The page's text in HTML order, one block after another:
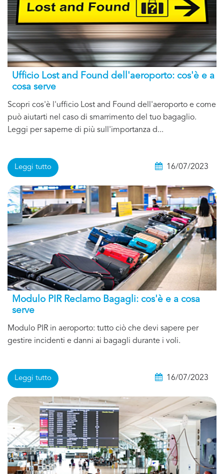
Ufficio Lost and Found dell'aeroporto: cos'è e a
cosa serve
Scopri cos'è l'ufficio Lost and Found dell'aeroporto e come
può aiutarti nel caso di smarrimento del tuo bagaglio.
Leggi per saperne di più sull'importanza d...
Leggi tutto 16/07/2023
Modulo PIR Reclamo Bagagli: cos'è e a cosa
serve
Modulo PIR in aeroporto: tutto ciò che devi sapere per
gestire incidenti e danni ai bagagli durante i voli.
Leggi tutto 16/07/2023